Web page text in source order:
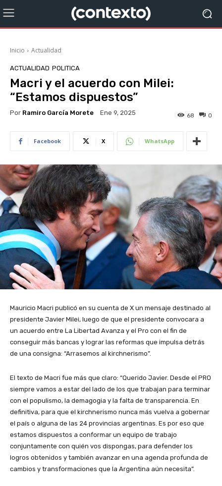
Inicio Actualidad
ACTUALIDAD POLITICA
Macri y el acuerdo con Milei:
“Estamos dispuestos”
Por Ramiro García Morete Ene 9, 2025 0
68
Facebook X WhatsApp
Mauricio Macri publicó en su cuenta de X un mensaje destinado al
presidente Javier Milei, luego de que el presidente convocara a
un acuerdo entre La Libertad Avanza y el Pro con el fin de
conseguir más bancas y lograr las reformas que impulsa detrás
de una consigna: “Arrasemos al kirchnerismo”.
El texto de Macri fue más que claro: “Querido Javier. Desde el PRO
siempre vamos a estar del lado de los que trabajan para terminar
con el populismo, la demagogia y la falta de transparencia. En
definitiva, para que el kirchnerismo nunca más vuelva a gobernar
el país o alguna de las 24 provincias argentinas. Es por eso que
estamos dispuestos a conformar un equipo de trabajo
conjuntamente con quién vos dispongas, para defender los
logros obtenidos y también avanzar en una agenda profunda de
cambios y transformaciones que la Argentina aún necesita”.